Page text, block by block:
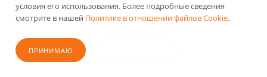
ПОЛИТИКА КОНФИДЕНЦИАЛЬНОСТИ
условия его использования. Более подробные сведения
смотрите в нашей Политике в отношении файлов Cookie.
ПРИНИМАЮ